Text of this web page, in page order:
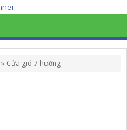
» Cửa gió 7 hướng